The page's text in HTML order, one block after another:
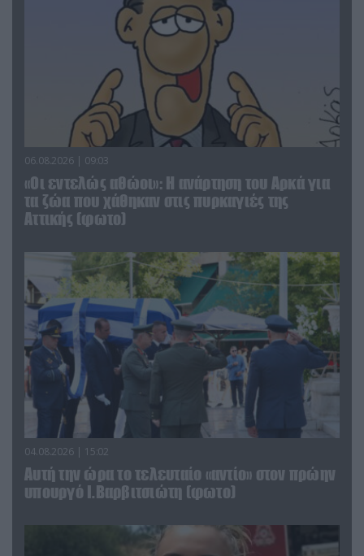
06.08.2026 | 09:03
«Οι εντελώς αθώοι»: Η ανάρτηση του Αρκά για
τα ζώα που χάθηκαν στις πυρκαγιές της
Αττικής (φωτο)
04.08.2026 | 15:02
Αυτή την ώρα το τελευταίο «αντίο» στον πρώην
υπουργό Ι.Βαρβιτσιώτη (φωτο)